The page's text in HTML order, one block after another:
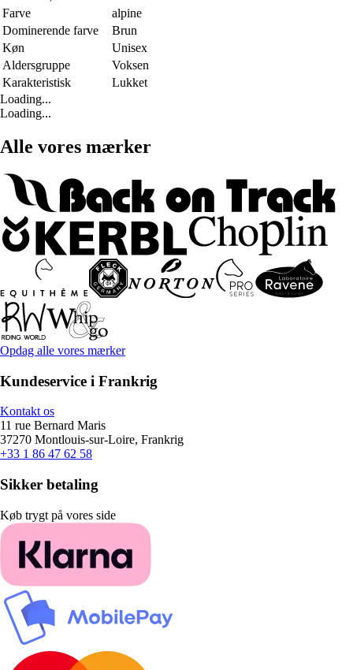
Farve
alpine
Dominerende farve
Brun
Køn
Unisex
Aldersgruppe
Voksen
Karakteristisk
Lukket
Loading...
Loading...
Alle vores mærker
Opdag alle vores mærker
Kundeservice i Frankrig
Kontakt os
11 rue Bernard Maris
37270 Montlouis-sur-Loire, Frankrig
+33 1 86 47 62 58
Sikker betaling
Køb trygt på vores side